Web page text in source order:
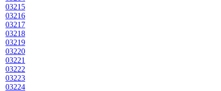
03215
03216
03217
03218
03219
03220
03221
03222
03223
03224